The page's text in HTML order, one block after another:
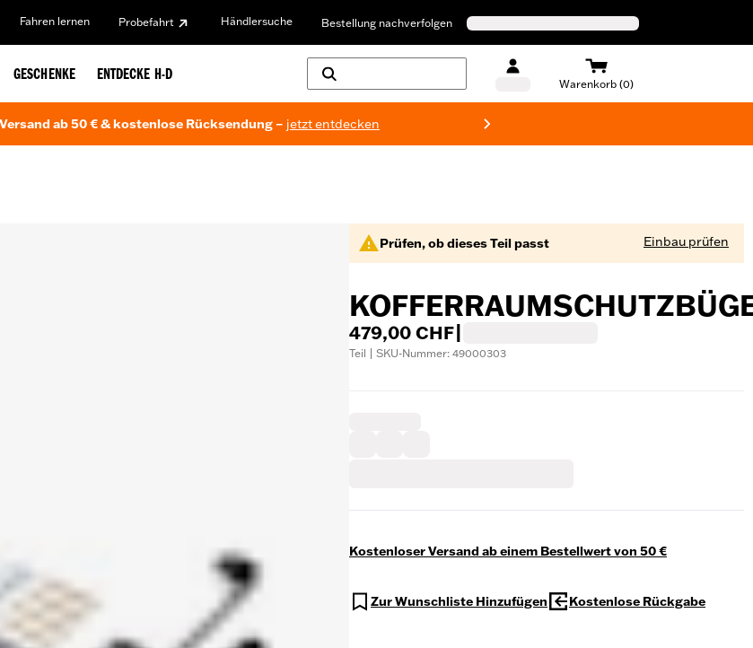
Fahren lernen Probefahrt Händlersuche Bestellung nachverfolgen
GESCHENKE ENTDECKE H-D
Warenkorb (0)
ab 50 € & kostenlose Rücksendung – jetzt entdecken
Prüfen, ob dieses Teil passt Einbau prüfen
479,00 CHF
Teil | SKU-Nummer: 49000303
Kostenloser Versand ab einem Bestellwert von 50 €
Zur Wunschliste Hinzufügen Kostenlose Rückgabe